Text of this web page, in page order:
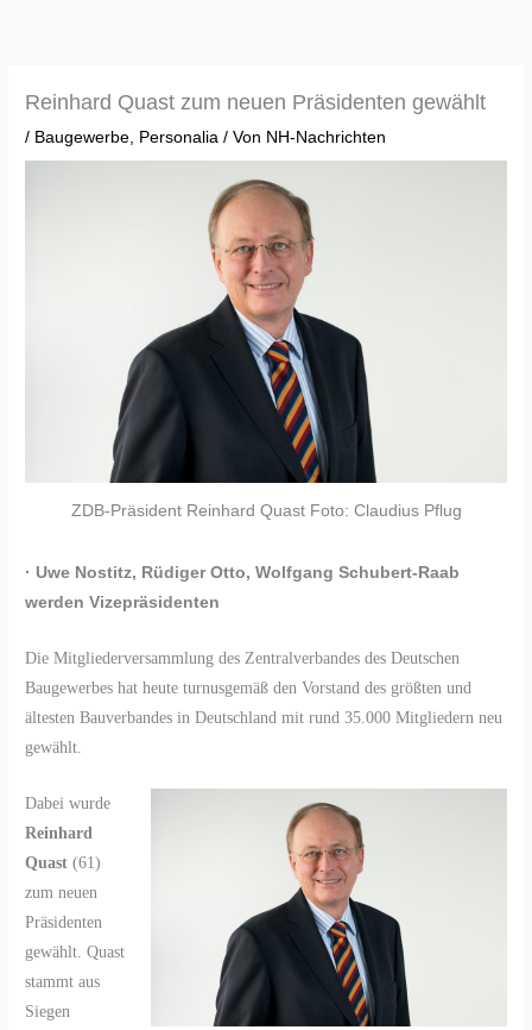
Reinhard Quast zum neuen Präsidenten gewählt
/ Baugewerbe, Personalia / Von NH-Nachrichten
ZDB-Präsident Reinhard Quast Foto: Claudius Pflug
· Uwe Nostitz, Rüdiger Otto, Wolfgang Schubert-Raab
werden Vizepräsidenten
Die Mitgliederversammlung des Zentralverbandes des Deutschen
Baugewerbes hat heute turnusgemäß den Vorstand des größten und
ältesten Bauverbandes in Deutschland mit rund 35.000 Mitgliedern neu
gewählt.
Dabei wurde
Reinhard
Quast(61)
zum neuen
Präsidenten
gewählt. Quast
stammt aus
Siegen